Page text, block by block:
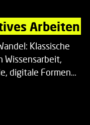
Arbeiten
Klassische
Wissensarbeit,
digitale Formen…